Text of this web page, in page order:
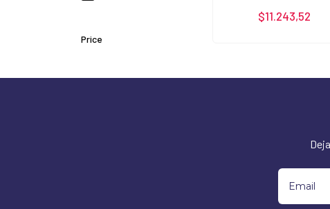
Price
$11.243,52